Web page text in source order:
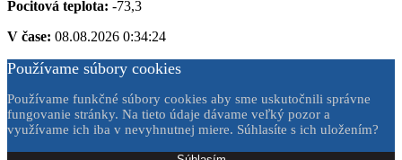
Pocitová teplota: -73,3
V čase: 08.08.2026 0:34:24
Používame súbory cookies
Používame funkčné súbory cookies aby sme uskutočnili správne
fungovanie stránky. Na tieto údaje dávame veľký pozor a
využívame ich iba v nevyhnutnej miere. Súhlasíte s ich uložením?